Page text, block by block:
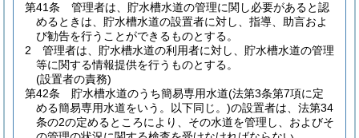
第41条
管理者は、貯水槽水道の管理に関し必要があると認
めるときは、貯水槽水道の設置者に対し、指導、助言およ
び勧告を行うことができるものとする。
2
管理者は、貯水槽水道の利用者に対し、貯水槽水道の管理
等に関する情報提供を行うものとする。
(設置者の責務)
第42条
貯水槽水道のうち簡易専用水道(法第3条第7項に定
める簡易専用水道をいう。以下同じ。)の設置者は、法第34
条の2の定めるところにより、その水道を管理し、およびそ